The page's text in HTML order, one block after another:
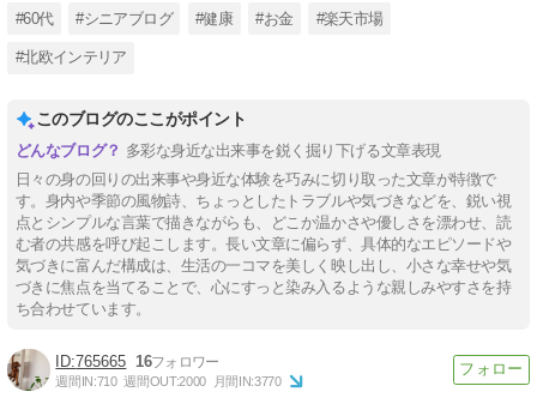
#60代 #シニアブログ #健康 #お金 #楽天市場
#北欧インテリア
このブログのここがポイント
多彩な身近な出来事を鋭く掘り下げる文章表現
日々の身の回りの出来事や身近な体験を巧みに切り取った文章が特徴で
す。身内や季節の風物詩、ちょっとしたトラブルや気づきなどを、鋭い視
点とシンプルな言葉で描きながらも、どこか温かさや優しさを漂わせ、読
む者の共感を呼び起こします。長い文章に偏らず、具体的なエピソードや
気づきに富んだ構成は、生活の一コマを美しく映し出し、小さな幸せや気
づきに焦点を当てることで、心にすっと染み入るような親しみやすさを持
ち合わせています。
765665 16
週間IN:710 週間OUT:2000 月間IN:3770